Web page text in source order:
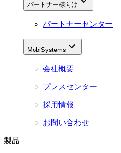
パートナー様向け
パートナーセンター
MobiSystems
会社概要
プレスセンター
採用情報
お問い合わせ
製品